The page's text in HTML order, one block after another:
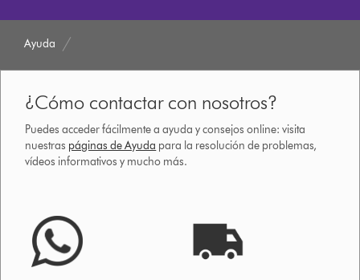
Ayuda
¿Cómo contactar con nosotros?
Puedes acceder fácilmente a ayuda y consejos online: visita
nuestras páginas de Ayuda para la resolución de problemas,
vídeos informativos y mucho más.